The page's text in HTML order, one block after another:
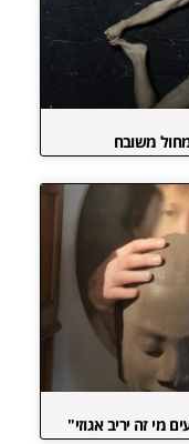
משובח
מי זה יריב אגוזי"